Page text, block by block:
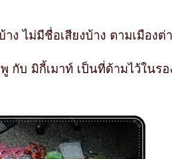
ไม่มีชื่อเสียงบ้าง ตามเมืองต่
กับ มิกี้เมาท์ เป็นที่ด้ามไว้ในรอ